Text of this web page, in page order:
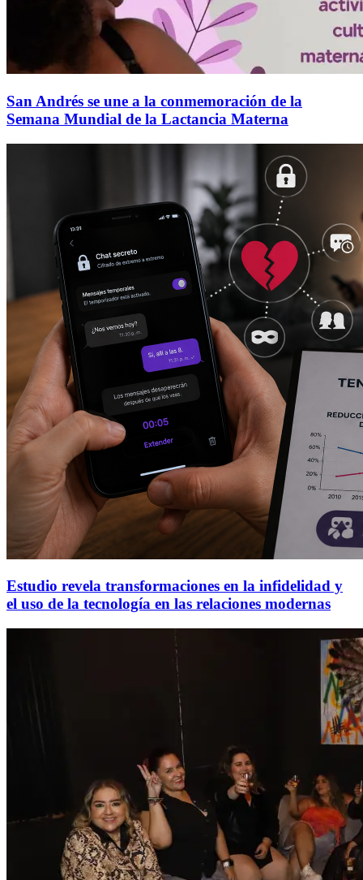
San Andrés se une a la conmemoración de la
Semana Mundial de la Lactancia Materna
Estudio revela transformaciones en la infidelidad y
el uso de la tecnología en las relaciones modernas